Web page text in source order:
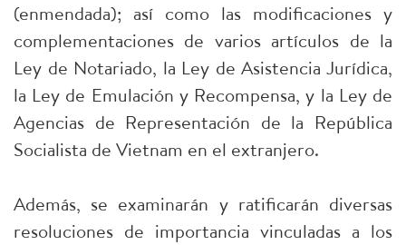
(enmendada); así como las modificaciones y
complementaciones de varios artículos de la
Ley de Notariado, la Ley de Asistencia Jurídica,
la Ley de Emulación y Recompensa, y la Ley de
Agencias de Representación de la República
Socialista de Vietnam en el extranjero.
Además, se examinarán y ratificarán diversas
resoluciones de importancia vinculadas a los